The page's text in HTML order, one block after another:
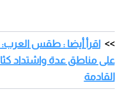
اقرأ أيضا : طقس
على مناطق عدة واشتداد
القادمة